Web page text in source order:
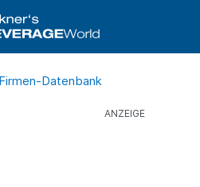
Firmen-Datenbank